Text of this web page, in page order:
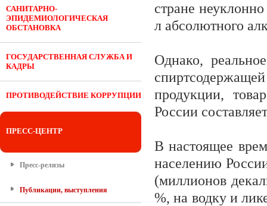
САНИТАРНО-
ЭПИДЕМИОЛОГИЧЕСКАЯ
ОБСТАНОВКА
ГОСУДАРСТВЕННАЯ СЛУЖБА И
КАДРЫ
ПРОТИВОДЕЙСТВИЕ КОРРУПЦИИ
ПРЕСС-ЦЕНТР
Пресс-релизы
Публикации, выступления
стране
л абсолютного
Однако,
продукции,
России
В настоящее
населению
(миллионов
%, на водку и